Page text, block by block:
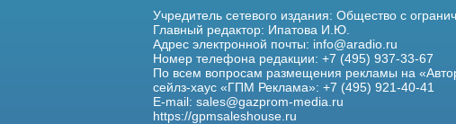
Учредитель сетевого издания: Общество с
Главный редактор: Ипатова И.Ю.
Адрес электронной почты: info@aradio.ru
Номер телефона редакции: +7 (495) 937-33-67
По всем вопросам размещения рекламы на
сейлз-хаус «ГПМ Реклама»: +7 (495) 921-40-41
E-mail: sales@gazprom-media.ru
https://gpmsaleshouse.ru